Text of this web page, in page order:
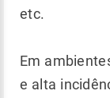
etc.
Em
e alta